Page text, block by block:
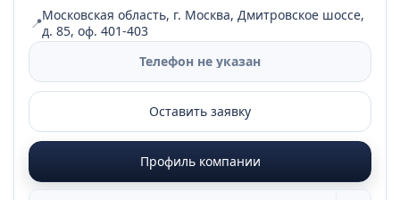
📍Московская область, г. Москва, Дмитровское шоссе,
д. 85, оф. 401-403
Телефон не указан
Оставить заявку
Профиль компании